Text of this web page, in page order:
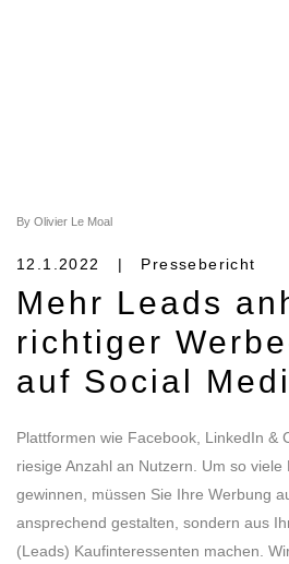
By Olivier Le Moal
12.1.2022 | Pressebericht
Mehr Leads
richtiger
auf Social
Plattformen wie Facebook, LinkedIn &
riesige Anzahl an Nutzern. Um so
gewinnen, müssen Sie Ihre Werbung
ansprechend gestalten, sondern aus
(Leads) Kaufinteressenten machen.